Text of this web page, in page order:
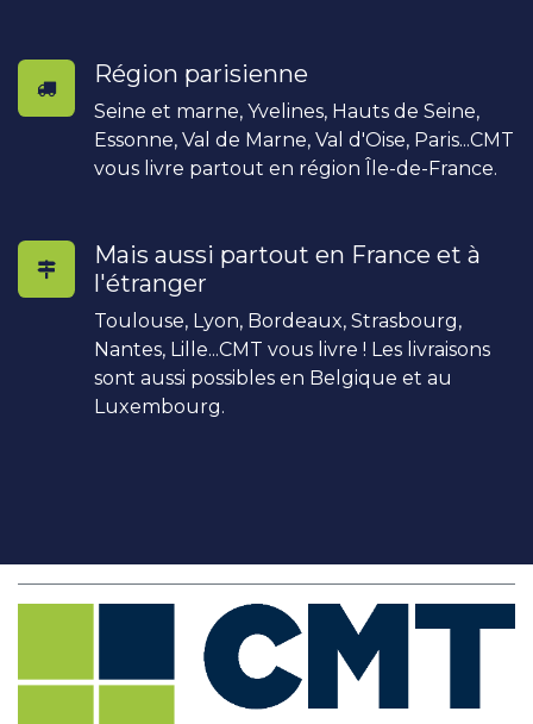
Région parisienne
Seine et marne, Yvelines, Hauts de Seine,
Essonne, Val de Marne, Val d'Oise, Paris...CMT
vous livre partout en région Île-de-France.
Mais aussi partout en France et à
l'étranger
Toulouse, Lyon, Bordeaux, Strasbourg,
Nantes, Lille...CMT vous livre ! Les livraisons
sont aussi possibles en Belgique et au
Luxembourg.